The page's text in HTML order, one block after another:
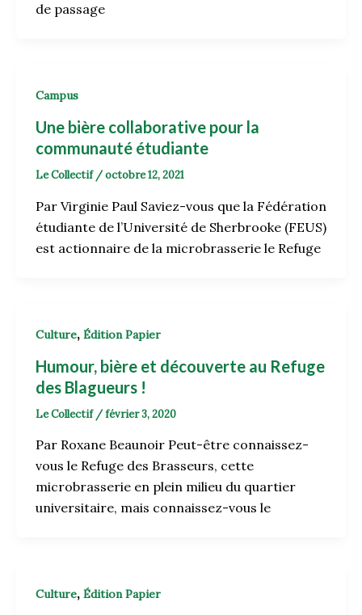
de passage
Campus
Une bière collaborative pour la
communauté étudiante
Le Collectif /octobre 12, 2021
Par Virginie Paul Saviez-vous que la Fédération
étudiante de l’Université de Sherbrooke (FEUS)
est actionnaire de la microbrasserie le Refuge
Culture, Édition Papier
Humour, bière et découverte au Refuge
des Blagueurs !
Le Collectif /février 3, 2020
Par Roxane Beaunoir Peut-être connaissez-
vous le Refuge des Brasseurs, cette
microbrasserie en plein milieu du quartier
universitaire, mais connaissez-vous le
Culture, Édition Papier